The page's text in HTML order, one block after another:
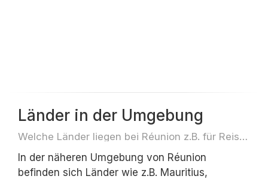
Länder in der Umgebung
Welche Länder liegen bei Réunion z.B. für Reisen oder Flüge
In der näheren Umgebung von Réunion
befinden sich Länder wie z.B. Mauritius,